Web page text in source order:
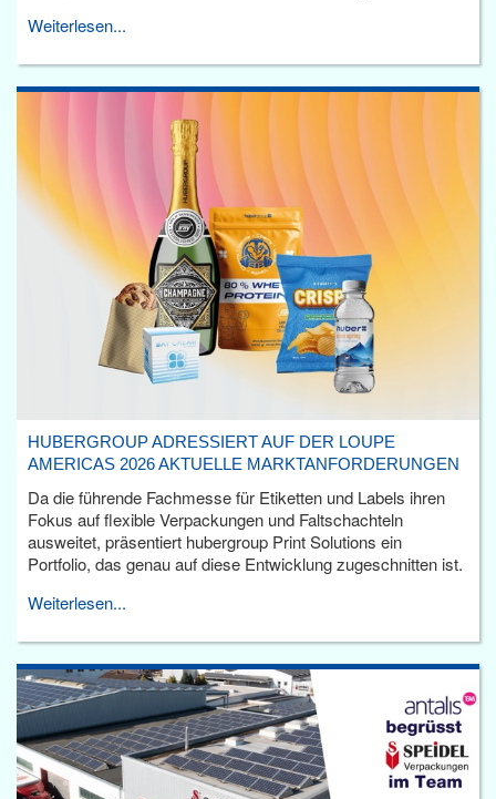
Weiterlesen...
HUBERGROUP ADRESSIERT AUF DER LOUPE
AMERICAS 2026 AKTUELLE MARKTANFORDERUNGEN
Da die führende Fachmesse für Etiketten und Labels ihren
Fokus auf flexible Verpackungen und Faltschachteln
ausweitet, präsentiert hubergroup Print Solutions ein
Portfolio, das genau auf diese Entwicklung zugeschnitten ist.
Weiterlesen...